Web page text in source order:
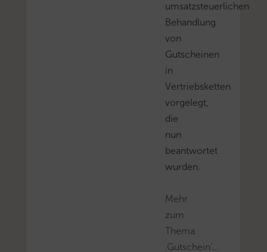
umsatzsteuerlichen
Behandlung
von
Gutscheinen
in
Vertriebsketten
vorgelegt,
die
nun
beantwortet
wurden.
Mehr
zum
Thema
‚Gutschein’…